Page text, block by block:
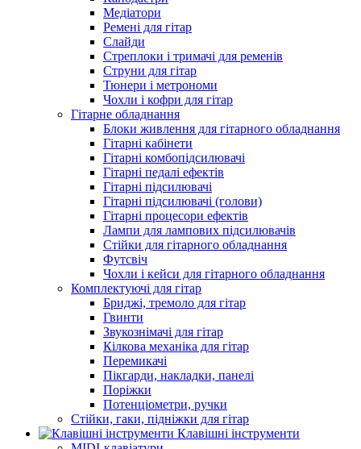
Медіатори
Ремені для гітар
Слайди
Стреплоки і тримачі для ременів
Струни для гітар
Тюнери і метрономи
Чохли і кофри для гітар
Гітарне обладнання
Блоки живлення для гітарного обладнання
Гітарні кабінети
Гітарні комбопідсилювачі
Гітарні педалі ефектів
Гітарні підсилювачі
Гітарні підсилювачі (голови)
Гітарні процесори ефектів
Лампи для лампових підсилювачів
Стійки для гітарного обладнання
Футсвіч
Чохли і кейси для гітарного обладнання
Комплектуючі для гітар
Бриджі, тремоло для гітар
Гвинти
Звукознімачі для гітар
Кілкова механіка для гітар
Перемикачі
Пікгарди, накладки, панелі
Поріжки
Потенціометри, ручки
Стійки, гаки, підніжки для гітар
Клавішні інструменти